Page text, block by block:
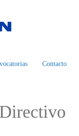
Contacto